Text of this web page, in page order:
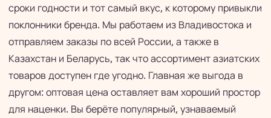
сроки годности и тот самый вкус, к которому привыкли
поклонники бренда. Мы работаем из Владивостока и
отправляем заказы по всей России, а также в
Казахстан и Беларусь, так что ассортимент азиатских
товаров доступен где угодно. Главная же выгода в
другом: оптовая цена оставляет вам хороший простор
для наценки. Вы берёте популярный, узнаваемый